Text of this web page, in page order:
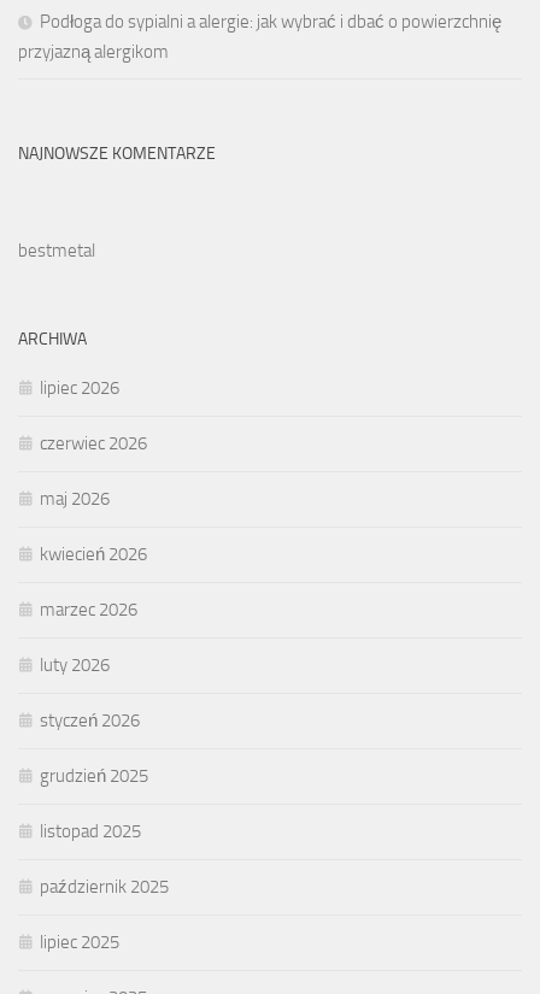
Podłoga do sypialni a alergie: jak wybrać i dbać o powierzchnię
przyjazną alergikom
NAJNOWSZE KOMENTARZE
bestmetal
ARCHIWA
lipiec 2026
czerwiec 2026
maj 2026
kwiecień 2026
marzec 2026
luty 2026
styczeń 2026
grudzień 2025
listopad 2025
październik 2025
lipiec 2025